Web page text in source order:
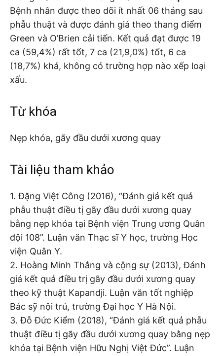
Bệnh nhân được theo dõi ít nhất 06 tháng sau
phẫu thuật và được đánh giá theo thang điểm
Green và O’Brien cải tiến. Kết quả đạt được 19
ca (59,4%) rất tốt, 7 ca (21,9,0%) tốt, 6 ca
(18,7%) khá, không có trường hợp nào xếp loại
xấu.
Từ khóa
Nẹp khóa, gãy đầu dưới xương quay
Tài liệu tham khảo
1. Đặng Việt Công (2016), “Đánh giá kết quả
phẫu thuật điều tị gãy đầu dưới xương quay
bằng nẹp khóa tại Bệnh viện Trung ương Quân
đội 108”. Luận văn Thạc sĩ Y học, trường Học
viện Quân Y.
2. Hoàng Minh Thắng và cộng sự (2013), Đánh
giá kết quả điều trị gãy đầu dưới xương quay
theo kỹ thuật Kapandji. Luận văn tốt nghiệp
Bác sỹ nội trú, trường Đại học Y Hà Nội.
3. Đỗ Đức Kiểm (2018), “Đánh giá kết quả phẫu
thuật điều tị gãy đầu dưới xương quay bằng nẹp
khóa tại Bệnh viện Hữu Nghị Việt Đức”. Luận